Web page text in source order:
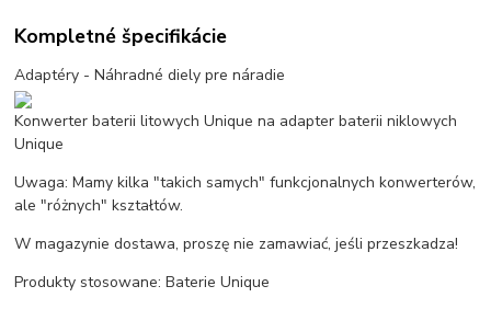
Kompletné špecifikácie
Adaptéry - Náhradné diely pre náradie
Konwerter baterii litowych Unique na adapter baterii niklowych
Unique
Uwaga: Mamy kilka "takich samych" funkcjonalnych konwerterów,
ale "różnych" kształtów.
W magazynie dostawa, proszę nie zamawiać, jeśli przeszkadza!
Produkty stosowane: Baterie Unique